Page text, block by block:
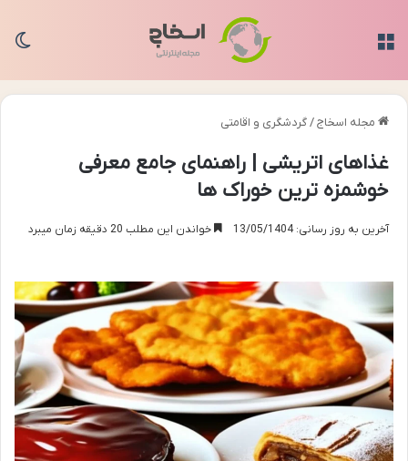
مجله اسخاج/گردشگری و اقامتی
غذاهای اتریشی | راهنمای جامع معرفی
خوشمزه ترین خوراک ها
آخرین به روز رسانی: 13/05/1404 خواندن این مطلب 20 دقیقه زمان میبرد